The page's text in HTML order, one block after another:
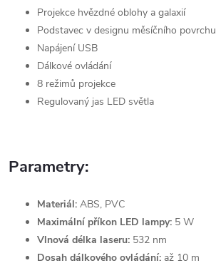
Projekce hvězdné oblohy a galaxií
Podstavec v designu měsíčního povrchu
Napájení USB
Dálkové ovládání
8 režimů projekce
Regulovaný jas LED světla
Parametry:
Materiál: ABS, PVC
Maximální příkon LED lampy: 5 W
Vlnová délka laseru: 532 nm
Dosah dálkového ovládání: až 10 m